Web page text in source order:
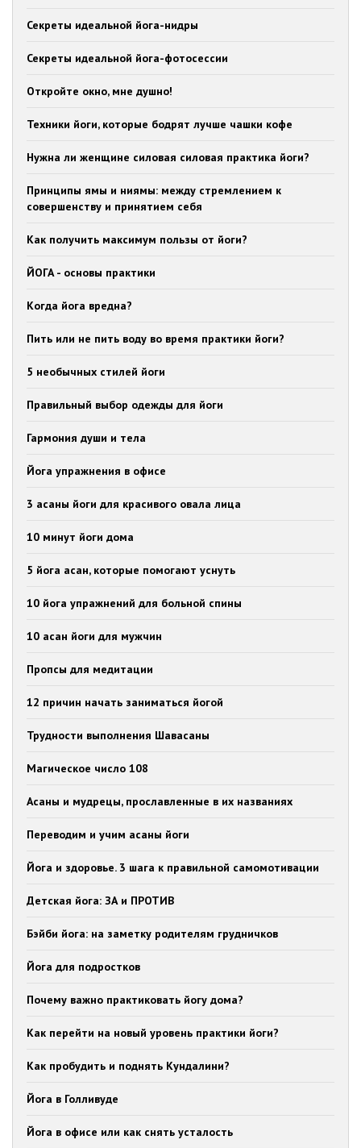
Секреты идеальной йога-нидры
Секреты идеальной йога-фотосессии
Откройте окно, мне душно!
Техники йоги, которые бодрят лучше чашки кофе
Нужна ли женщине силовая силовая практика йоги?
Принципы ямы и ниямы: между стремлением к
совершенству и принятием себя
Как получить максимум пользы от йоги?
ЙОГА - основы практики
Когда йога вредна?
Пить или не пить воду во время практики йоги?
5 необычных стилей йоги
Правильный выбор одежды для йоги
Гармония души и тела
Йога упражнения в офисе
3 асаны йоги для красивого овала лица
10 минут йоги дома
5 йога асан, которые помогают уснуть
10 йога упражнений для больной спины
10 асан йоги для мужчин
Пропсы для медитации
12 причин начать заниматься йогой
Трудности выполнения Шавасаны
Магическое число 108
Асаны и мудрецы, прославленные в их названиях
Переводим и учим асаны йоги
Йога и здоровье. 3 шага к правильной самомотивации
Детская йога: ЗА и ПРОТИВ
Бэйби йога: на заметку родителям грудничков
Йога для подростков
Почему важно практиковать йогу дома?
Как перейти на новый уровень практики йоги?
Как пробудить и поднять Кундалини?
Йога в Голливуде
Йога в офисе или как снять усталость